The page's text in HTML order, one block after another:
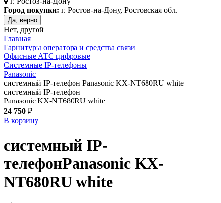
Город покупки: г. Ростов-на-Дону, Ростовская обл.
Да, верно
Нет, другой
Главная
Гарнитуры оператора и средства связи
Офисные АТС цифровые
Системные IP-телефоны
Panasonic
системный IP-телефон Panasonic KX-NT680RU white
системный IP-телефон
Panasonic KX-NT680RU white
24 750 ₽
В корзину
системный IP-
телефонPanasonic KX-
NT680RU white